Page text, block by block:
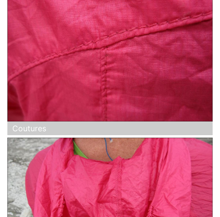
Coutures